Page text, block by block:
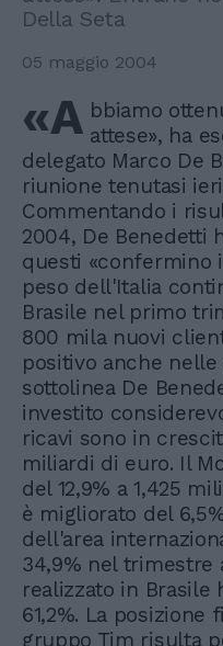
Della Seta
05 maggio 2004
«A bbiamo
attese», ha
delegato Marco De
riunione tenutasi
Commentando i
2004, De Benedetti
questi «confermino
peso dell'Italia
Brasile nel primo
800 mila nuovi
positivo anche
sottolinea De
investito
ricavi sono in
miliardi di euro. Il
del 12,9% a 1,425
è migliorato del
dell'area
34,9% nel trimestre
realizzato in Brasile
61,2%. La posizione
gruppo Tim risulta